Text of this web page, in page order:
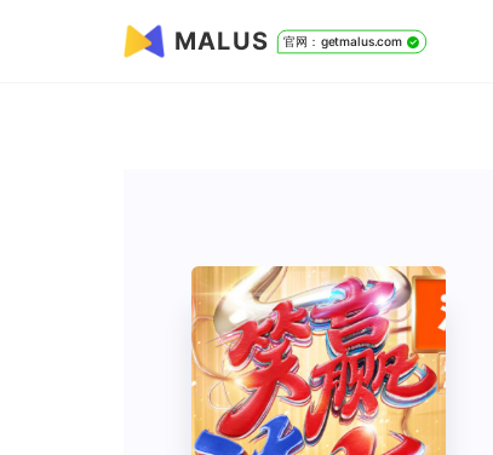
MALUS 官网：getmalus.com